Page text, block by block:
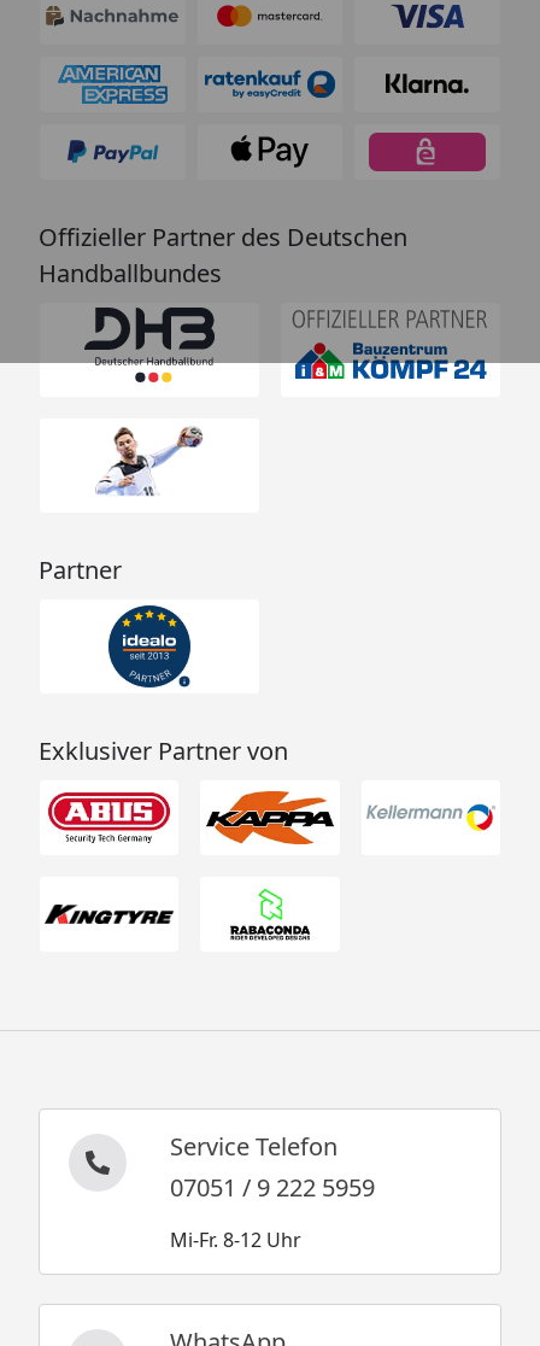
Offizieller Partner des Deutschen
Handballbundes
Partner
Exklusiver Partner von
Service Telefon
07051 / 9 222 5959
Mi-Fr. 8-12 Uhr